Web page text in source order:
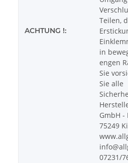
ACHTUNG !:
Teilen,
in
engen
Sie
Sie alle
GmbH -
75249
07231/